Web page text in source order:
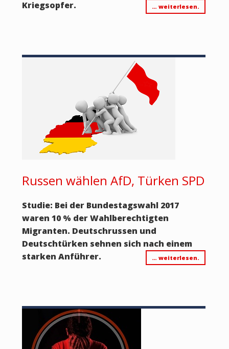
Kriegsopfer.
… weiterlesen.
Russen wählen AfD, Türken SPD
Studie: Bei der Bundestagswahl 2017
waren 10 % der Wahlberechtigten
Migranten. Deutschrussen und
Deutschtürken sehnen sich nach einem
starken Anführer.
… weiterlesen.